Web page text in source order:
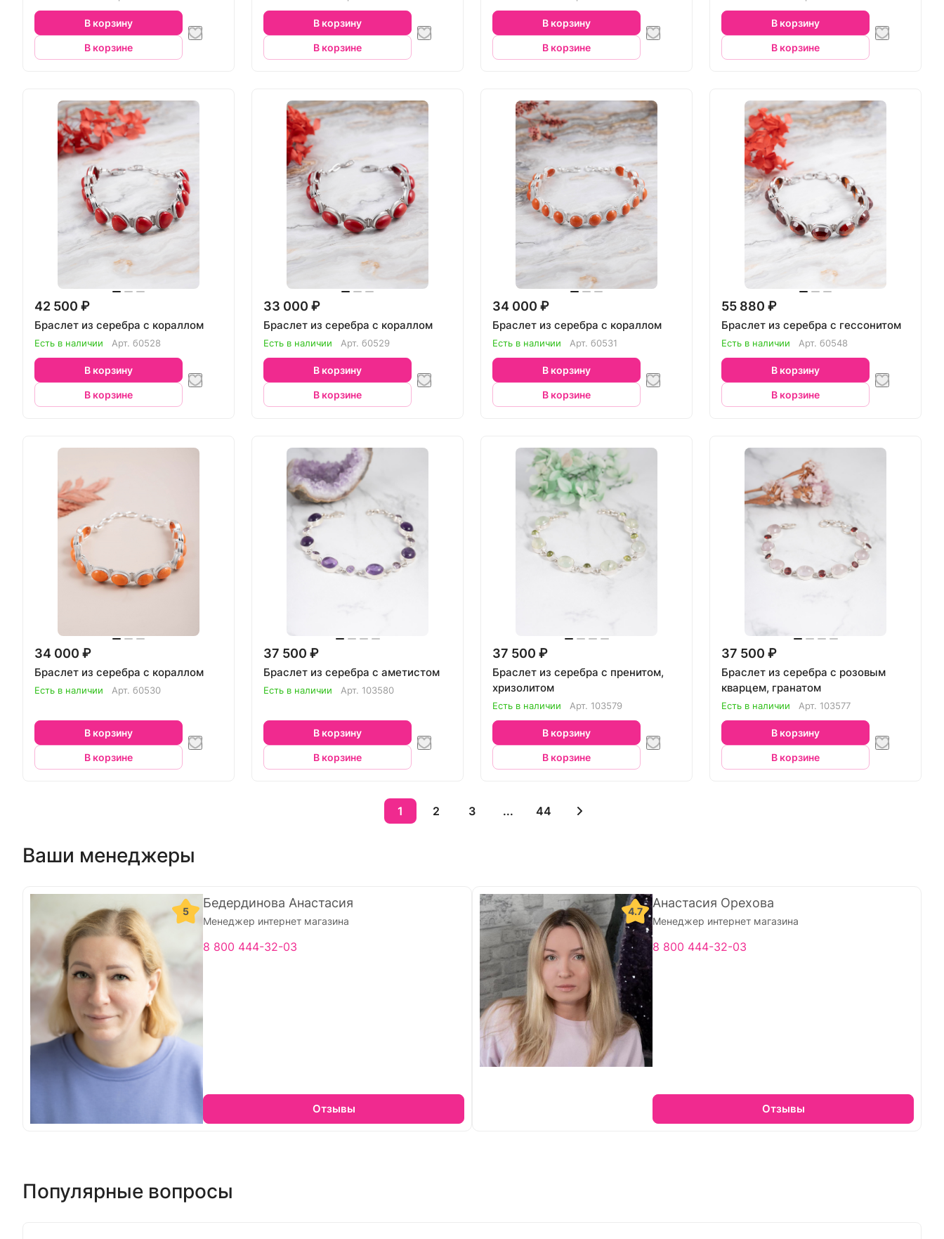
В корзину
В корзине
В корзину
В корзине
В корзину
В корзине
В корзину
В корзине
42 500 ₽
Браслет из серебра с кораллом
Есть в наличии Арт. б0528
В корзину
В корзине
33 000 ₽
Браслет из серебра с кораллом
Есть в наличии Арт. б0529
В корзину
В корзине
34 000 ₽
Браслет из серебра с кораллом
Есть в наличии Арт. б0531
В корзину
В корзине
55 880 ₽
Браслет из серебра с гессонитом
Есть в наличии Арт. б0548
В корзину
В корзине
34 000 ₽
Браслет из серебра с кораллом
Есть в наличии Арт. б0530
В корзину
В корзине
37 500 ₽
Браслет из серебра с аметистом
Есть в наличии Арт. 103580
В корзину
В корзине
37 500 ₽
Браслет из серебра с пренитом,
хризолитом
Есть в наличии Арт. 103579
В корзину
В корзине
37 500 ₽
Браслет из серебра с розовым
кварцем, гранатом
Есть в наличии Арт. 103577
В корзину
В корзине
1 2 3 ... 44
Ваши менеджеры
5
Бедердинова Анастасия
Менеджер интернет магазина
8 800 444-32-03
Отзывы
4.7
Анастасия Орехова
Менеджер интернет магазина
8 800 444-32-03
Отзывы
Популярные вопросы